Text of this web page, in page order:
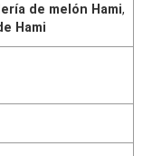
de melón Hami,
Hami